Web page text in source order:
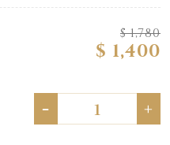
$ 1,780
$ 1,400
- +